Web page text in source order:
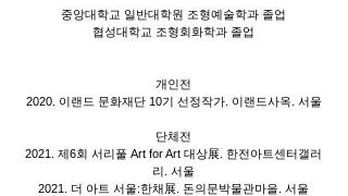
중앙대학교 일반대학원 조형예술학과 졸업
협성대학교 조형회화학과 졸업
개인전
2020. 이랜드 문화재단 10기 선정작가. 이랜드사옥. 서울
단체전
2021. 제6회 서리풀 Art for Art 대상展. 한전아트센터갤러
리. 서울
2021. 더 아트 서울:한채展. 돈의문박물관마을. 서울